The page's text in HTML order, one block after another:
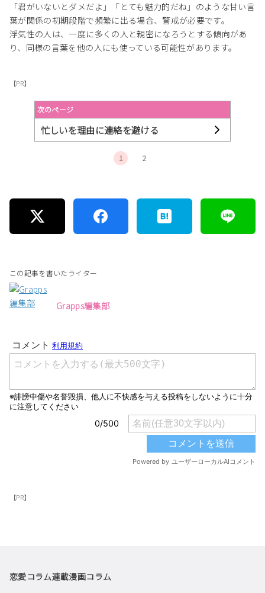
「君がいないとダメだよ」「とても魅力的だね」のような甘い言
葉が関係の初期段階で頻繁に出る場合、警戒が必要です。
浮気性の人は、一度に多くの人と親密になろうとする傾向があ
り、同様の言葉を他の人にも使っている可能性があります。
【PR】
次のページ
忙しいを理由に連絡を避ける
1 2
この記事を書いたライター
Grapps編集部
【PR】
恋愛コラム連載漫画コラム